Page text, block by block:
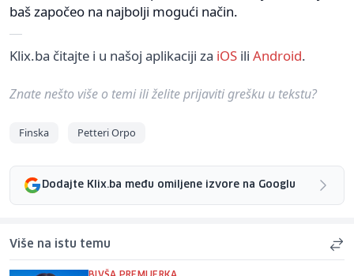
baš započeo na najbolji mogući način.
Klix.ba čitajte i u našoj aplikaciji za iOS ili Android.
Znate nešto više o temi ili želite prijaviti grešku u tekstu?
Finska Petteri Orpo
Dodajte Klix.ba među omiljene izvore na Googlu
Više na istu temu